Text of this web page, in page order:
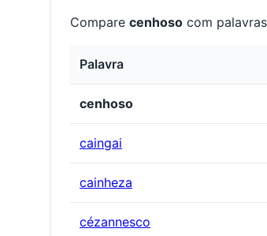
Compare cenhoso com
Palavra
cenhoso
caingai
cainheza
cézannesco